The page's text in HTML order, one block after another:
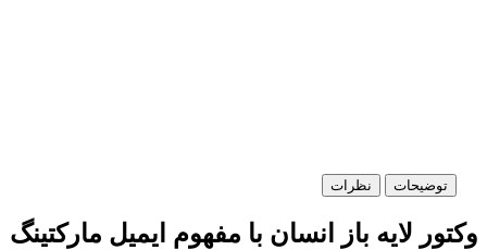
توضیحات نظرات
وکتور لایه باز انسان با مفهوم ایمیل مارکتینگ